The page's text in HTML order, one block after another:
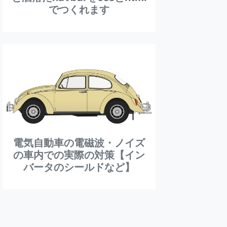
でつくれます
電気自動車の電磁波・ノイズ
の車内での実際の対策【イン
バータのシールドなど】